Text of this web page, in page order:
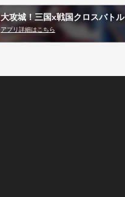
大攻城！三国x戦国クロスバトル
アプリ詳細はこちら